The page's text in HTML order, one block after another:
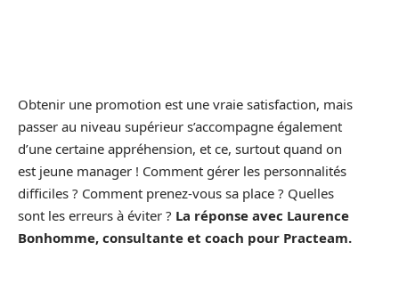
Obtenir une promotion est une vraie satisfaction, mais
passer au niveau supérieur s’accompagne également
d’une certaine appréhension, et ce, surtout quand on
est jeune manager ! Comment gérer les personnalités
difficiles ? Comment prenez-vous sa place ? Quelles
sont les erreurs à éviter ? La réponse avec Laurence
Bonhomme, consultante et coach pour Practeam.